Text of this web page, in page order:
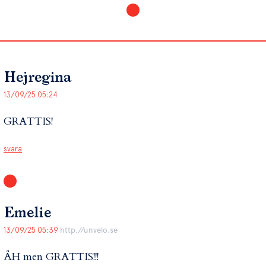
Hejregina
13/09/25 05:24
GRATTIS!
svara
Emelie
13/09/25 05:39 http://unvelo.se
ÅH men GRATTIS!!!